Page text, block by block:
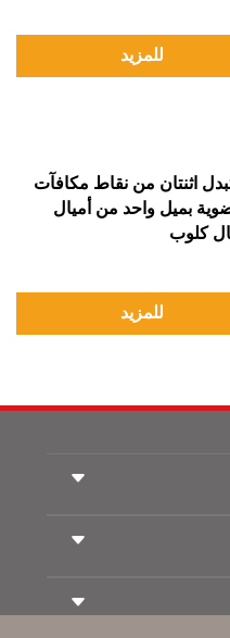
للمزيد
اثنتان من نقاط مكافآت
بميل واحد من أميال
كلوب
للمزيد